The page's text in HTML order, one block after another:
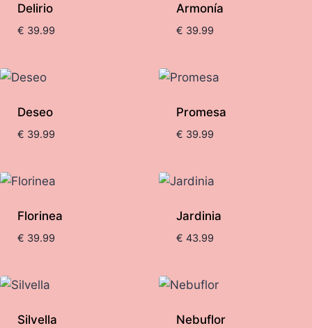
Delirio
€ 39.99
Armonía
€ 39.99
Deseo
€ 39.99
Promesa
€ 39.99
Florinea
€ 39.99
Jardinia
€ 43.99
Silvella Nebuflor